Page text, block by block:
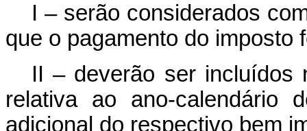
I – serão considerados
que o pagamento do imposto
II – deverão ser incluídos
relativa ao ano-calendário
adicional do respectivo bem